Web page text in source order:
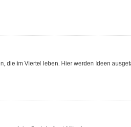
die im Viertel leben. Hier werden Ideen